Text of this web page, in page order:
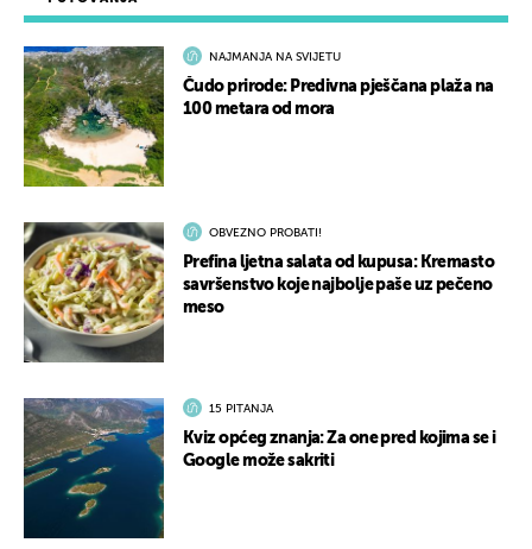
NAJMANJA NA SVIJETU
Čudo prirode: Predivna pješčana plaža na
100 metara od mora
OBVEZNO PROBATI!
Prefina ljetna salata od kupusa: Kremasto
savršenstvo koje najbolje paše uz pečeno
meso
15 PITANJA
Kviz općeg znanja: Za one pred kojima se i
Google može sakriti